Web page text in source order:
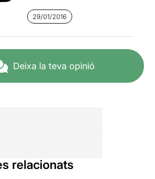
s'aconsegueix del tot, però
la idea de dialogar amb
l'arquitectura i de reflexionar
figues d'un altre paner. Crec
que aquest espectacle
funciona per l'espai escollit -
fred i inconnex, sense lloc
29/01/2016
Deixa la teva opinió
relacionats